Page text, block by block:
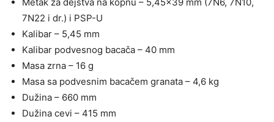
7N22 i dr.) i PSP-U
Kalibar – 5,45 mm
Kalibar podvesnog bacača – 40 mm
Masa zrna – 16 g
Masa sa podvesnim bacačem granata – 4,6 kg
Dužina – 660 mm
Dužina cevi – 415 mm